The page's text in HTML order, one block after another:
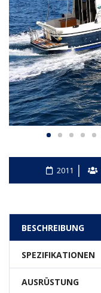
2011
BESCHREIBUNG
SPEZIFIKATIONEN
AUSRÜSTUNG